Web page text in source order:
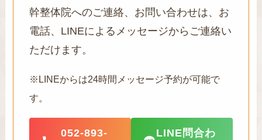
幹整体院へのご連絡、お問い合わせは、お
電話、LINEによるメッセージからご連絡い
ただけます。
※LINEからは24時間メッセージ予約が可能で
す。
052-893-
LINE問合わ